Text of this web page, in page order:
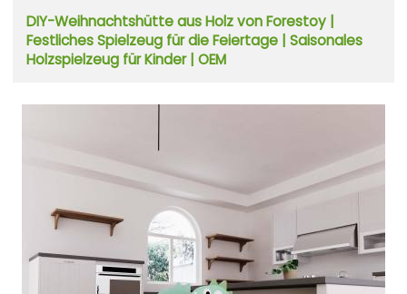
DIY-Weihnachtshütte aus Holz von Forestoy |
Festliches Spielzeug für die Feiertage | Saisonales
Holzspielzeug für Kinder | OEM